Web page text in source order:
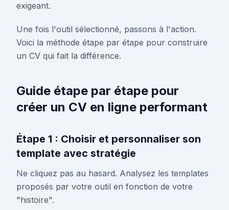
exigeant.
Une fois l'outil sélectionné, passons à l'action.
Voici la méthode étape par étape pour construire
un CV qui fait la différence.
Guide étape par étape pour
créer un CV en ligne performant
Étape 1 : Choisir et personnaliser son
template avec stratégie
Ne cliquez pas au hasard. Analysez les templates
proposés par votre outil en fonction de votre
"histoire".